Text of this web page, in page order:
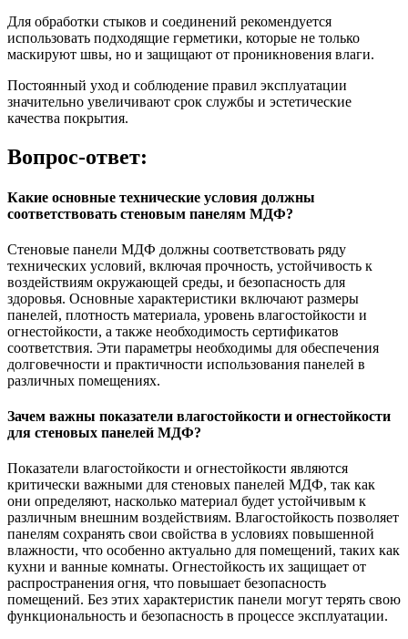
Для обработки стыков и соединений рекомендуется
использовать подходящие герметики, которые не только
маскируют швы, но и защищают от проникновения влаги.
Постоянный уход и соблюдение правил эксплуатации
значительно увеличивают срок службы и эстетические
качества покрытия.
Вопрос-ответ:
Какие основные технические условия должны
соответствовать стеновым панелям МДФ?
Стеновые панели МДФ должны соответствовать ряду
технических условий, включая прочность, устойчивость к
воздействиям окружающей среды, и безопасность для
здоровья. Основные характеристики включают размеры
панелей, плотность материала, уровень влагостойкости и
огнестойкости, а также необходимость сертификатов
соответствия. Эти параметры необходимы для обеспечения
долговечности и практичности использования панелей в
различных помещениях.
Зачем важны показатели влагостойкости и огнестойкости
для стеновых панелей МДФ?
Показатели влагостойкости и огнестойкости являются
критически важными для стеновых панелей МДФ, так как
они определяют, насколько материал будет устойчивым к
различным внешним воздействиям. Влагостойкость позволяет
панелям сохранять свои свойства в условиях повышенной
влажности, что особенно актуально для помещений, таких как
кухни и ванные комнаты. Огнестойкость их защищает от
распространения огня, что повышает безопасность
помещений. Без этих характеристик панели могут терять свою
функциональность и безопасность в процессе эксплуатации.